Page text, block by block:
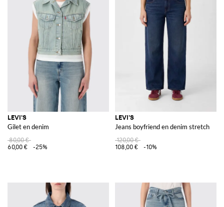
LEVI'S
Gilet en denim
80,00 €
60,00 €
-25%
LEVI'S
Jeans boyfriend en denim stretch
120,00 €
108,00 €
-10%